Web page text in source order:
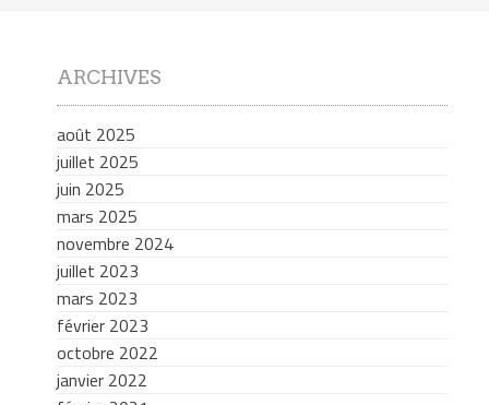
ARCHIVES
août 2025
juillet 2025
juin 2025
mars 2025
novembre 2024
juillet 2023
mars 2023
février 2023
octobre 2022
janvier 2022